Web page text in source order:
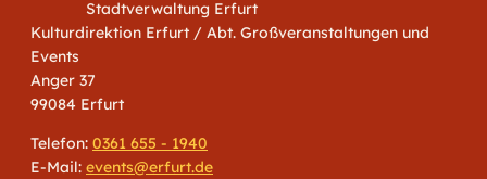
Stadtverwaltung Erfurt
Kulturdirektion Erfurt / Abt. Großveranstaltungen und
Events
Anger 37
99084 Erfurt
Telefon: 0361 655 - 1940
E-Mail: events@erfurt.de